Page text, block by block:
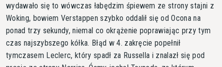
wydawało się to wówczas łabędzim śpiewem ze strony stajni z
Woking, bowiem Verstappen szybko oddalił się od Ocona na
ponad trzy sekundy, niemal co okrążenie poprawiając przy tym
czas najszybszego kółka. Błąd w 4. zakręcie popełnił
tymczasem Leclerc, który spadł za Russella i znalazł się pod